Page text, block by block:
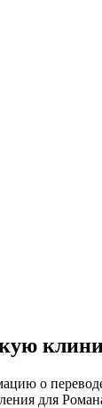
о
для